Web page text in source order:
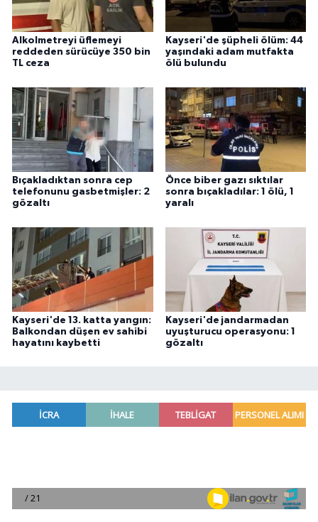
Alkolmetreyi üflemeyi
reddeden sürücüye 350 bin
TL ceza
Kayseri'de şüpheli ölüm: 44
yaşındaki adam mutfakta
ölü bulundu
Bıçakladıktan sonra cep
telefonunu gasbetmişler: 2
gözaltı
Önce biber gazı sıktılar
sonra bıçakladılar: 1 ölü, 1
yaralı
Kayseri'de 13. katta yangın:
Balkondan düşen ev sahibi
hayatını kaybetti
Kayseri'de jandarmadan
uyuşturucu operasyonu: 1
gözaltı